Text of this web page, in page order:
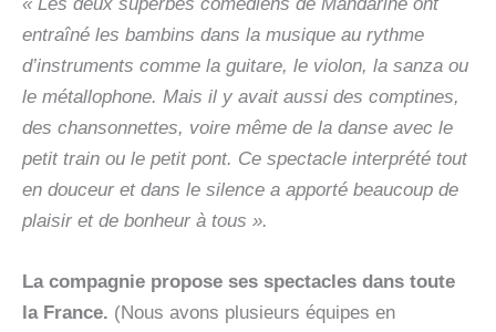
entraîné les bambins dans la musique au rythme
d’instruments comme la guitare, le violon, la sanza ou
le métallophone. Mais il y avait aussi des comptines,
des chansonnettes, voire même de la danse avec le
petit train ou le petit pont. Ce spectacle interprété tout
en douceur et dans le silence a apporté beaucoup de
plaisir et de bonheur à tous ».
La compagnie propose ses spectacles dans toute
la France. (Nous avons plusieurs équipes en